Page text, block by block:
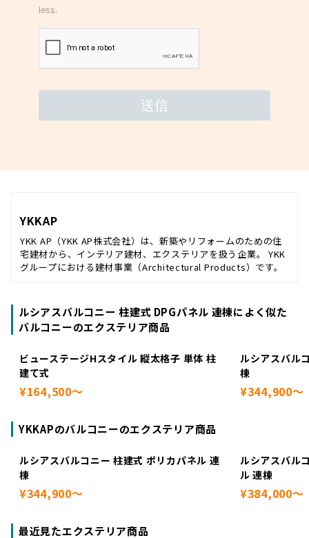
YKKAP
YKK AP（YKK AP株式会社）は、新築やリフォームのための住
宅建材から、インテリア建材、エクステリアを扱う企業。 YKK
グループにおける建材事業（Architectural Products）です。
ルシアスバルコニー 柱建式 DPGパネル 連棟によく似た
バルコニーのエクステリア商品
ビューステージHスタイル 縦太格子 単体 柱
建て式
¥164,500～
ルシアスバル
棟
¥344,900～
YKKAPのバルコニーのエクステリア商品
ルシアスバルコニー 柱建式 ポリカパネル 連
棟
¥344,900～
ルシアスバル
ル 連棟
¥384,000～
最近見たエクステリア商品